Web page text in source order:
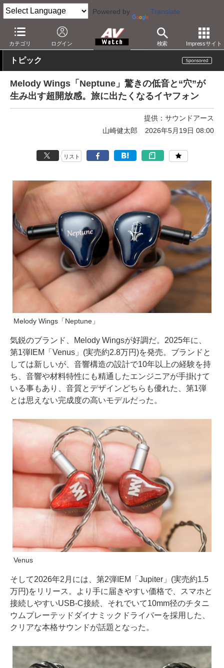
Powered by Translate
カテゴリ ログイン 検索 Impressサイト
AV Watch 製品 ヘッドフォン その他
トピック
Melody Wings「Neptune」驚きの低音と“穴”が
生み出す超開放感。旅に出たくなるイヤフォン
提供：サウンドアース
山崎健太郎
2026年5月19日 08:00
リスト
Melody Wings「Neptune」
気鋭のブランド、Melody Wingsが好調だ。2025年に、
第1弾IEM「Venus」(実売約2.8万円)を発売。ブランドと
しては新しいが、音響構造の設計で10年以上の経験を持
ち、音響や材料特性にも精通したエンジニアが手掛けて
いる事もあり、音質とデザインどちらも優れた、第1弾
とは思えない完成度の高いモデルだった。
Venus
そして2026年2月には、第2弾IEM「Jupiter」(実売約1.5
万円)をリリース。より手に届きやすい価格で、スマホと
接続しやすいUSB-C接続、それでいて10mm径のチタニ
ウムプレーテッドダイナミックドライバーを採用した、
クリアな本格サウンドが話題となった。